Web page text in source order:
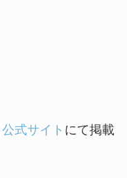
公式サイト にて掲載